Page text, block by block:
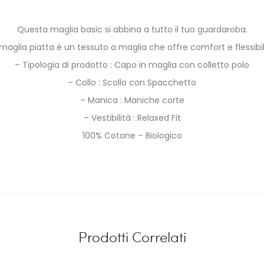
Questa maglia basic si abbina a tutto il tuo guardaroba.
piatta è un tessuto a maglia che offre comfort e
– Tipologia di prodotto : Capo in maglia con colletto polo
– Collo : Scollo con Spacchetto
– Manica : Maniche corte
– Vestibilità : Relaxed Fit
100% Cotone – Biologico
Prodotti Correlati